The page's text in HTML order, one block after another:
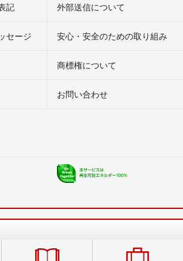
記 外部送信について
セージ 安心・安全のための取り組み
商標権について
お問い合わせ